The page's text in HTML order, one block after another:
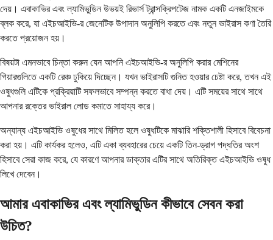
দেয়। এবাকাভির এবং ল্যামিভুডিন উভয়ই রিভার্স ট্রান্সক্রিপটেজ নামক একটি এনজাইমকে
ব্লক করে, যা এইচআইভি-র জেনেটিক উপাদান অনুলিপি করতে এবং নতুন ভাইরাস কণা তৈরি
করতে প্রয়োজন হয়।
বিষয়টা এমনভাবে চিন্তা করুন যেন আপনি এইচআইভি-র অনুলিপি করার মেশিনের
গিয়ারগুলিতে একটি রেঞ্চ ঢুকিয়ে দিচ্ছেন। যখন ভাইরাসটি গুনিত হওয়ার চেষ্টা করে, তখন এই
ওষুধগুলি এটিকে প্রক্রিয়াটি সফলভাবে সম্পন্ন করতে বাধা দেয়। এটি সময়ের সাথে সাথে
আপনার রক্তের ভাইরাল লোড কমাতে সাহায্য করে।
অন্যান্য এইচআইভি ওষুধের সাথে মিলিত হলে ওষুধটিকে মাঝারি শক্তিশালী হিসাবে বিবেচনা
করা হয়। এটি কার্যকর হলেও, এটি একা ব্যবহারের চেয়ে একটি তিন-ড্রাগ পদ্ধতির অংশ
হিসাবে সেরা কাজ করে, যে কারণে আপনার ডাক্তার এটির সাথে অতিরিক্ত এইচআইভি ওষুধ
লিখে দেবেন।
আমার এবাকাভির এবং ল্যামিভুডিন কীভাবে সেবন করা
উচিত?